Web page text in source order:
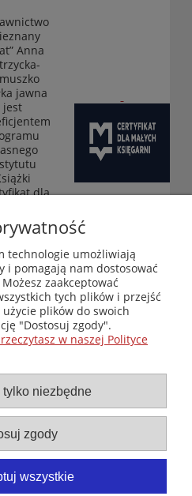
Anna
jawna
jest
dla
2025-
Świat" - internetowy sklep
online
naszej księgarni
2 w Warszawie
"Nieznany Świat"
zastrzeżone
technologie umożliwiają
i pomagają nam dostosować
zaakceptować
tych plików i przejść
plików do swoich
"Dostosuj zgody".
w naszej Polityce
tylko niezbędne
zgody
wszystkie